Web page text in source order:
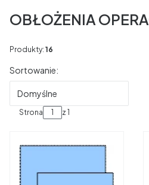
OBŁOŻENIA
Produkty: 16
Lista produktów
Sortowanie:
Domyślne
Strona z 1